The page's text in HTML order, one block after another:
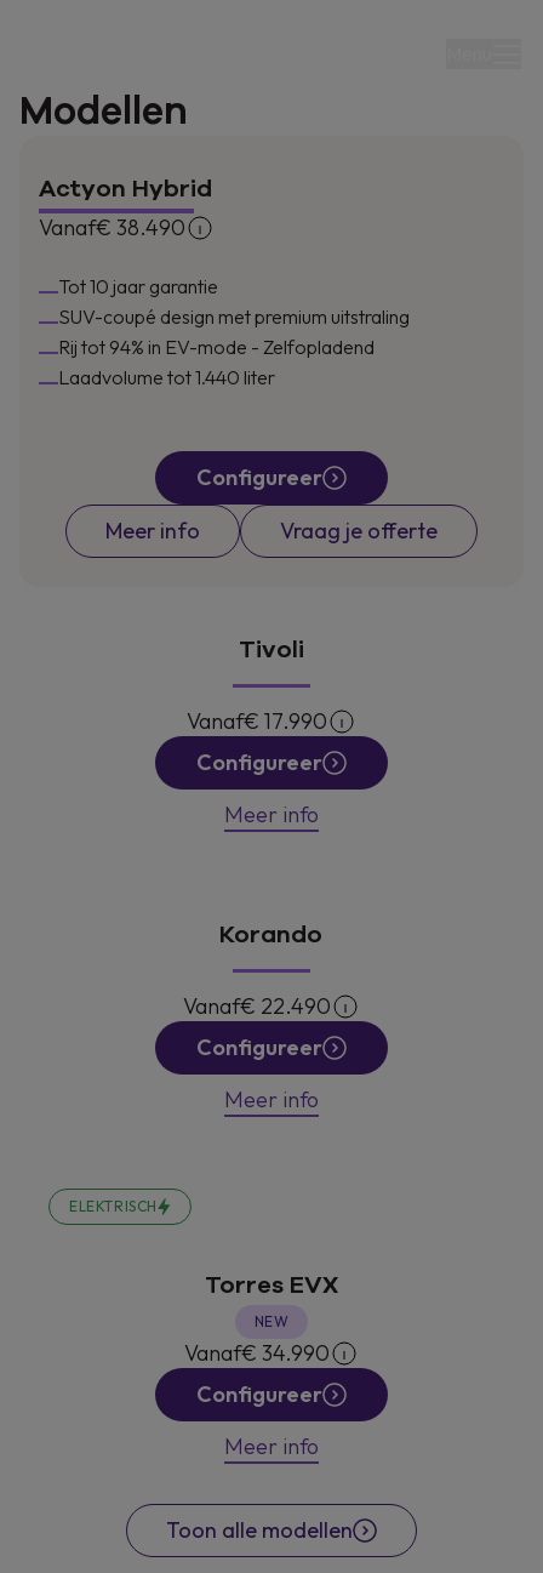
Tot €5.000 extra bij
overname van je
wagen
de Tivoli en Korando.
Modellen
Actyon Hybrid
Vanaf€ 38.490
Tot 10 jaar garantie
SUV-coupé design met premium uitstraling
Rij tot 94% in EV-mode - Zelfopladend
Laadvolume tot 1.440 liter
Configureer
Meer info
Vraag je offerte
Tivoli
Vanaf€ 17.990
Configureer
Meer info
Korando
Vanaf€ 22.490
Configureer
Meer info
ELEKTRISCH
Torres EVX
NEW
Vanaf€ 34.990
Configureer
Meer info
Toon alle modellen